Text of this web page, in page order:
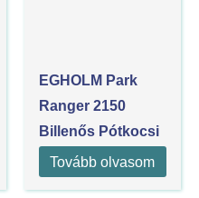
EGHOLM Park
Ranger 2150
Billenős Pótkocsi
Tovább olvasom